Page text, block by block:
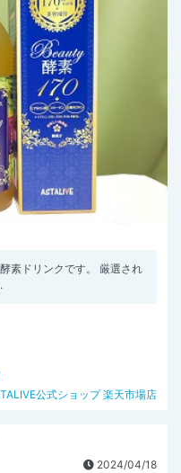
素ドリンクです。 厳選され
公式ショップ 楽天市場店
2024/04/18